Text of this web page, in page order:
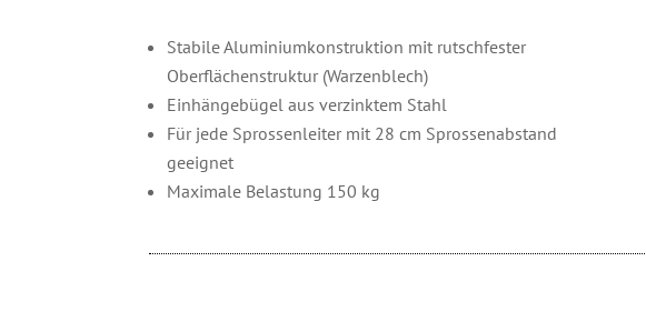
Stabile Aluminiumkonstruktion mit rutschfester
Oberflächenstruktur (Warzenblech)
Einhängebügel aus verzinktem Stahl
Für jede Sprossenleiter mit 28 cm Sprossenabstand
geeignet
Maximale Belastung 150 kg